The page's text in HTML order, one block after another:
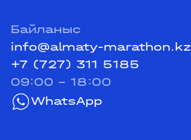
Байланыс
info@almaty-marathon.kz
+7 (727) 311 5185
09:00 - 18:00
WhatsApp